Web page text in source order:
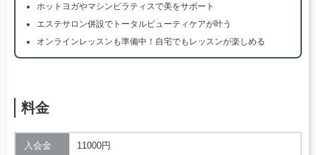
ホットヨガやマシンピラティスで美をサポート
エステサロン併設でトータルビューティケアが叶う
オンラインレッスンも準備中！自宅でもレッスンが楽しめる
料金
入会金 11000円